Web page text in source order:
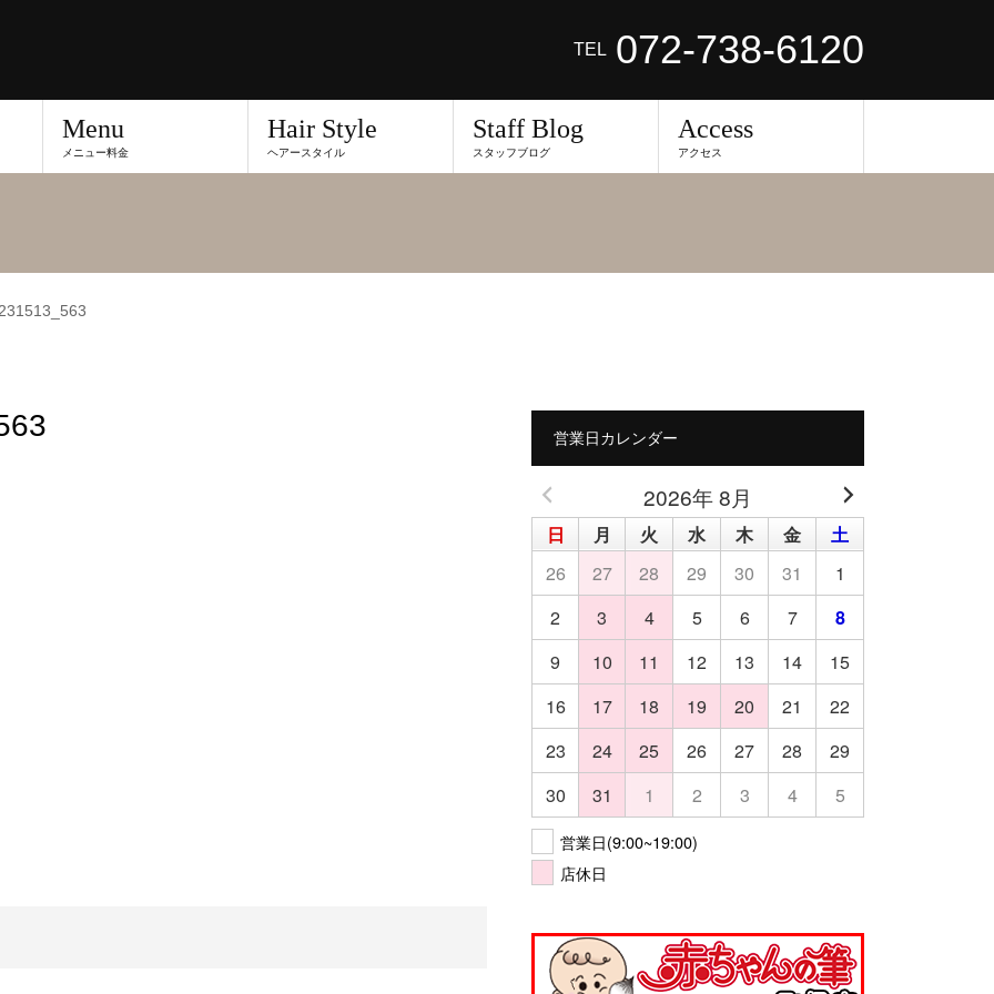
TEL 072-738-6120
Menu
メニュー料金
Hair Style
ヘアースタイル
Staff Blog
スタッフブログ
Access
アクセス
営業日カレンダー
2026年 8月
日 月 火 水 木 金
土
26
27 28 29 30 31
1
2
3 4 5 6 7
8
9
10 11 12 13 14
15
16
17 18 19 20 21
22
23
24 25 26 27 28
29
30
31 1 2 3 4 5
営業日(9:00~19:00)
店休日